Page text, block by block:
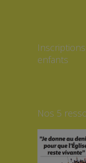
enfants
Nos 5